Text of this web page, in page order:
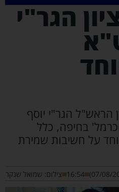
הגר"י
הגר"י יוסף
בחיפה, כלל
על חשיבות שמירת
16:54 צילום: שמואל שנקר